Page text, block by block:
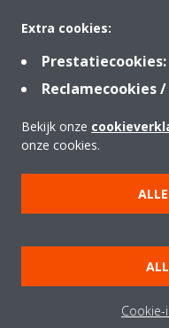
Producten
Juridische
Beleid inzake
Extra cookies:
Prestatiecookies:
Reclamecookies
Bekijk onze
onze cookies.
Cookie-